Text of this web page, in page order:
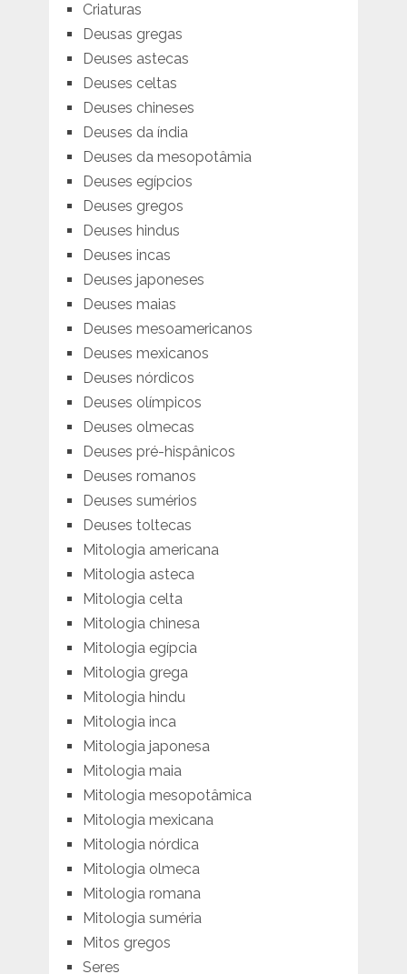
Criaturas
Deusas gregas
Deuses astecas
Deuses celtas
Deuses chineses
Deuses da índia
Deuses da mesopotâmia
Deuses egípcios
Deuses gregos
Deuses hindus
Deuses incas
Deuses japoneses
Deuses maias
Deuses mesoamericanos
Deuses mexicanos
Deuses nórdicos
Deuses olímpicos
Deuses olmecas
Deuses pré-hispânicos
Deuses romanos
Deuses sumérios
Deuses toltecas
Mitologia americana
Mitologia asteca
Mitologia celta
Mitologia chinesa
Mitologia egípcia
Mitologia grega
Mitologia hindu
Mitologia inca
Mitologia japonesa
Mitologia maia
Mitologia mesopotâmica
Mitologia mexicana
Mitologia nórdica
Mitologia olmeca
Mitologia romana
Mitologia suméria
Mitos gregos
Seres